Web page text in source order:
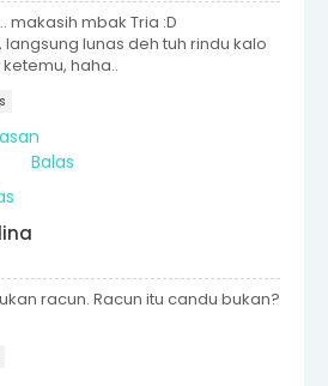
makasih mbak Tria :D
langsung lunas deh tuh rindu kalo
haha..
Balas
racun. Racun itu candu bukan?